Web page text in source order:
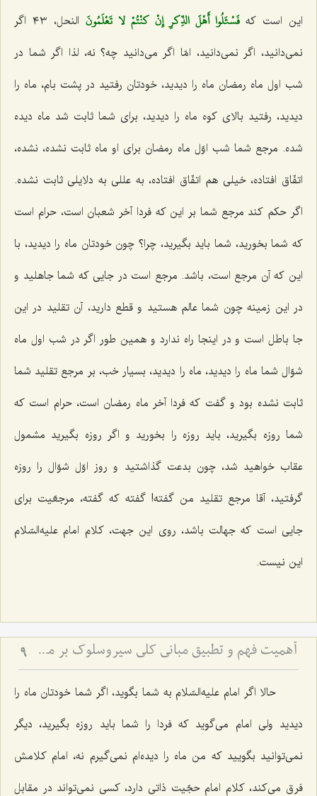
این است که‌ فَسْئَلُوا أَهْلَ الذِّكرِ إِنْ كنْتُمْ لا تَعْلَمُونَ‌
النحل، ٤٣ اگر
نمی‌دانید، اگر نمی‌دانید، امّا اگر می‌دانید چه؟ نه، لذا اگر شما در
شب اول ماه رمضان ماه را دیدید، خودتان رفتید در پشت بام، ماه را
دیدید، رفتید بالای کوه ماه را دیدید، برای شما ثابت شد ماه دیده
شده. مرجع شما شب اوّل ماه رمضان برای او ماه ثابت نشده، نشده،
اتفّاق افتاده، خیلی هم اتفّاق افتاده، به عللی به دلایلی ثابت نشده.
اگر حکم کند مرجع شما بر این که فردا آخر شعبان است، حرام است
که شما بخورید، شما باید بگیرید، چرا؟ چون خودتان ماه را دیدید، با
این که آن مرجع است، باشد. مرجع است در جایی که شما جاهلید و
در این زمینه چون شما عالم هستید و قطع دارید، آن تقلید در این
جا باطل است و در اینجا راه ندارد و همین طور اگر در شب اول ماه
شوّال شما ماه را دیدید، ماه را دیدید، بسیار خب، بر مرجع تقلید شما
ثابت نشده بود و گفت که فردا آخر ماه رمضان است، حرام است که
شما روزه بگیرید، باید روزه را بخورید و اگر روزه بگیرید مشمول
عقاب خواهید شد، چون بدعت گذاشتید و روز اوّل شوّال را روزه
گرفتید، آقا مرجع تقلید من گفته! گفته که گفته، مرجعّیت برای
جایی است که جهالت باشد، روی این جهت، کلام امام علیه‌السّلام
این نیست.
أهمیت فهم و تطبیق مبانی كلی سیروسلوك بر مسائل جزئی زندگی 9
حالا اگر امام علیه‌السّلام به شما بگوید، اگر شما خودتان ماه را
دیدید ولی امام می‌گوید که فردا را شما باید روزه بگیرید، دیگر
نمی‌توانید بگویید که من ماه را دیده‌ام نمی‌گیرم نه، امام کلامش
فرق می‌کند، کلام امام حجّیت ذاتی دارد، کسی نمی‌تواند در مقابل